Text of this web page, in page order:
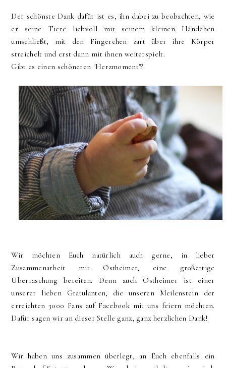
Der schönste Dank dafür ist es, ihn dabei zu beobachten, wie
er seine Tiere liebvoll mit seinem kleinen Händchen
umschließt, mit den Fingerchen zart über ihre Körper
streichelt und erst dann mit ihnen weiterspielt.
Gibt es einen schöneren "Herzmoment"?
Wir möchten Euch natürlich auch gerne, in lieber
Zusammenarbeit mit Ostheimer, eine großartige
Überraschung bereiten. Denn auch Ostheimer ist einer
unserer lieben Gratulanten, die unseren Meilenstein der
erreichten 3000 Fans auf Facebook mit uns feiern möchten.
Dafür sagen wir an dieser Stelle ganz, ganz herzlichen Dank!
Wir haben uns zusammen überlegt, an Euch ebenfalls ein